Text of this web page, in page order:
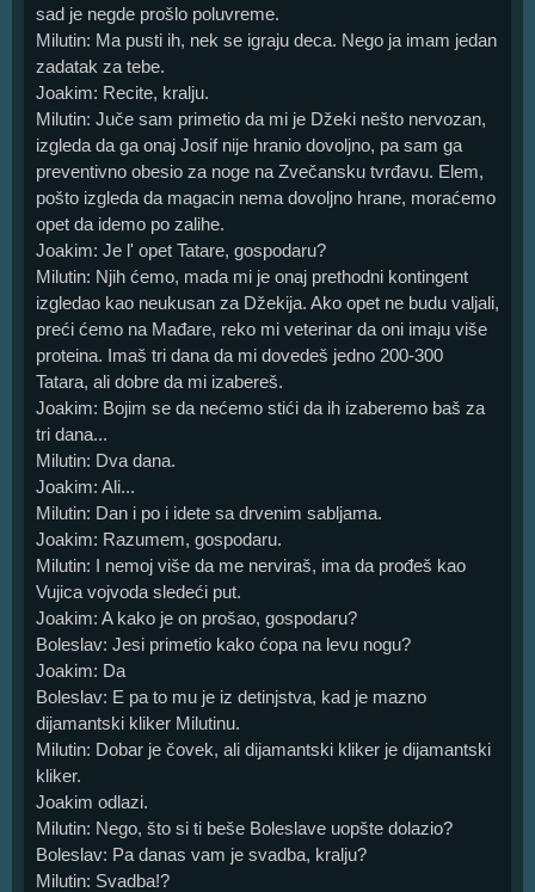
sad je negde prošlo poluvreme.
Milutin: Ma pusti ih, nek se igraju deca. Nego ja imam jedan
zadatak za tebe.
Joakim: Recite, kralju.
Milutin: Juče sam primetio da mi je Džeki nešto nervozan,
izgleda da ga onaj Josif nije hranio dovoljno, pa sam ga
preventivno obesio za noge na Zvečansku tvrđavu. Elem,
pošto izgleda da magacin nema dovoljno hrane, moraćemo
opet da idemo po zalihe.
Joakim: Je l' opet Tatare, gospodaru?
Milutin: Njih ćemo, mada mi je onaj prethodni kontingent
izgledao kao neukusan za Džekija. Ako opet ne budu valjali,
preći ćemo na Mađare, reko mi veterinar da oni imaju više
proteina. Imaš tri dana da mi dovedeš jedno 200-300
Tatara, ali dobre da mi izabereš.
Joakim: Bojim se da nećemo stići da ih izaberemo baš za
tri dana...
Milutin: Dva dana.
Joakim: Ali...
Milutin: Dan i po i idete sa drvenim sabljama.
Joakim: Razumem, gospodaru.
Milutin: I nemoj više da me nerviraš, ima da prođeš kao
Vujica vojvoda sledeći put.
Joakim: A kako je on prošao, gospodaru?
Boleslav: Jesi primetio kako ćopa na levu nogu?
Joakim: Da
Boleslav: E pa to mu je iz detinjstva, kad je mazno
dijamantski kliker Milutinu.
Milutin: Dobar je čovek, ali dijamantski kliker je dijamantski
kliker.
Joakim odlazi.
Milutin: Nego, što si ti beše Boleslave uopšte dolazio?
Boleslav: Pa danas vam je svadba, kralju?
Milutin: Svadba!?